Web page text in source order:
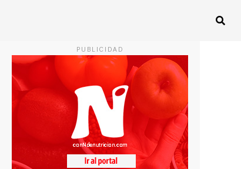
PUBLICIDAD